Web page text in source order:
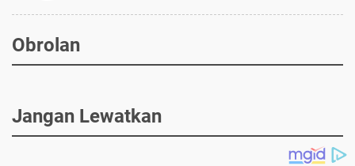
Obrolan
Jangan Lewatkan